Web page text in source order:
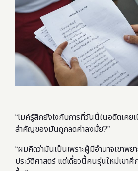
“ไมค์รู้สึกยังไงกับการที่วันนี้ในอดีตเคย
สำคัญของมันถูกลดค่าลงมั้ย?”
“ผมคิดว่ามันเป็นเพราะผู้มีอำนาจเขาพย
ประวัติศาสตร์ แต่เดี๋ยวนี้คนรุ่นใหม่เขาศึ